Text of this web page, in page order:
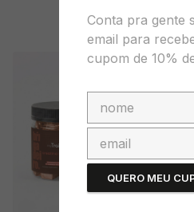
Conta pra gente
email para
cupom de 10%
QUERO MEU